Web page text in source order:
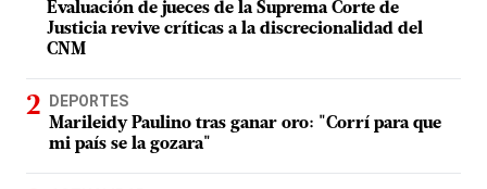
Evaluación de jueces de la Suprema Corte de
Justicia revive críticas a la discrecionalidad del
CNM
DEPORTES
Marileidy Paulino tras ganar oro: "Corrí para que
mi país se la gozara"